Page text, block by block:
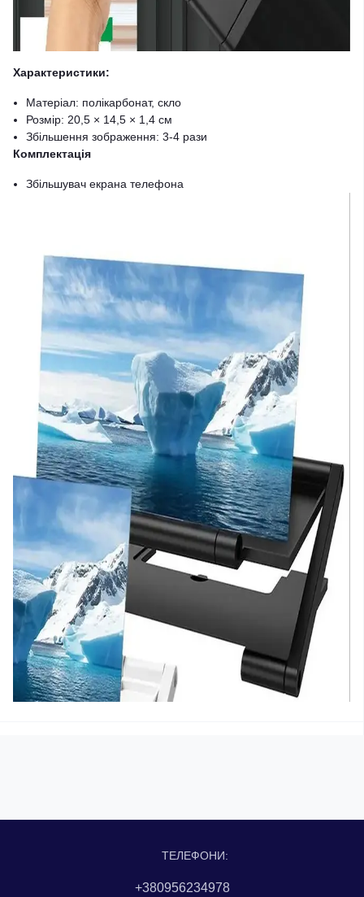
Характеристики:
Матеріал: полікарбонат, скло
Розмір: 20,5 × 14,5 × 1,4 см
Збільшення зображення: 3-4 рази
Комплектація
Збільшувач екрана телефона
ТЕЛЕФОНИ:
+380956234978